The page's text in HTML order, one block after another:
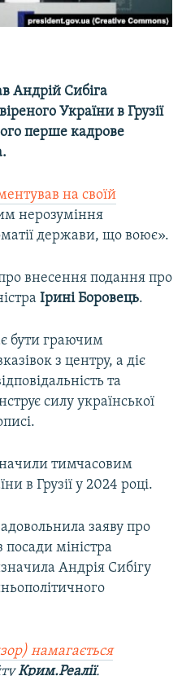
Андрій Сибіга
України в Грузії
перше кадрове
на своїй
нерозуміння
держави, що воює».
внесення подання про
Ірині Боровець.
бути граючим
з центру, а діє
та
силу української
тимчасовим
в Грузії у 2024 році.
заяву про
посади міністра
Андрія Сибігу
намагається
Крим.Реалії.